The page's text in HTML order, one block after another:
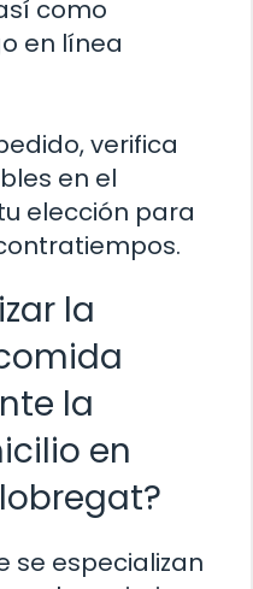
como
en línea
verifica
en el
elección para
la
la
en
se especializan